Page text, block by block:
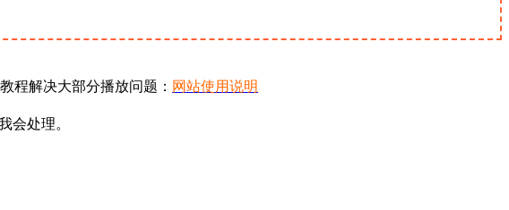
程解决大部分播放问题： 网站使用说明
会处理。